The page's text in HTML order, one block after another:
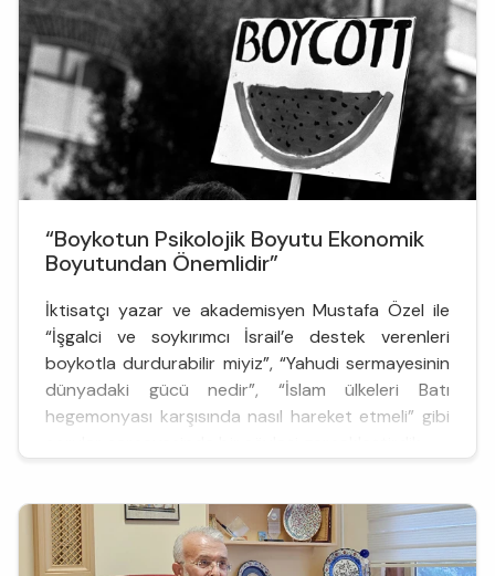
ve tartışıldı...
“Boykotun Psikolojik Boyutu Ekonomik
Boyutundan Önemlidir”
İktisatçı yazar ve akademisyen Mustafa Özel ile
“İşgalci ve soykırımcı İsrail’e destek verenleri
boykotla durdurabilir miyiz”, “Yahudi sermayesinin
dünyadaki gücü nedir”, “İslam ülkeleri Batı
hegemonyası karşısında nasıl hareket etmeli” gibi
kendilerini kurtarmışlardır. (Yeni Hıristiyan’ın) putu
ar...